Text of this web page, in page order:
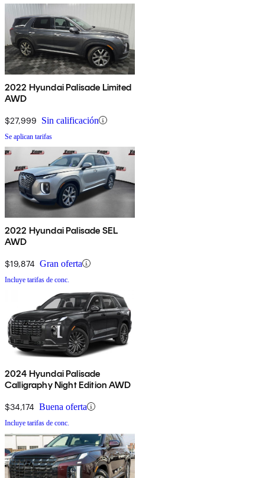
2022 Hyundai Palisade Limited
AWD
$27,999 Sin calificación
Se aplican tarifas
2022 Hyundai Palisade SEL
AWD
$19,874 Gran oferta
Incluye tarifas de conc.
2024 Hyundai Palisade
Calligraphy Night Edition AWD
$34,174 Buena oferta
Incluye tarifas de conc.